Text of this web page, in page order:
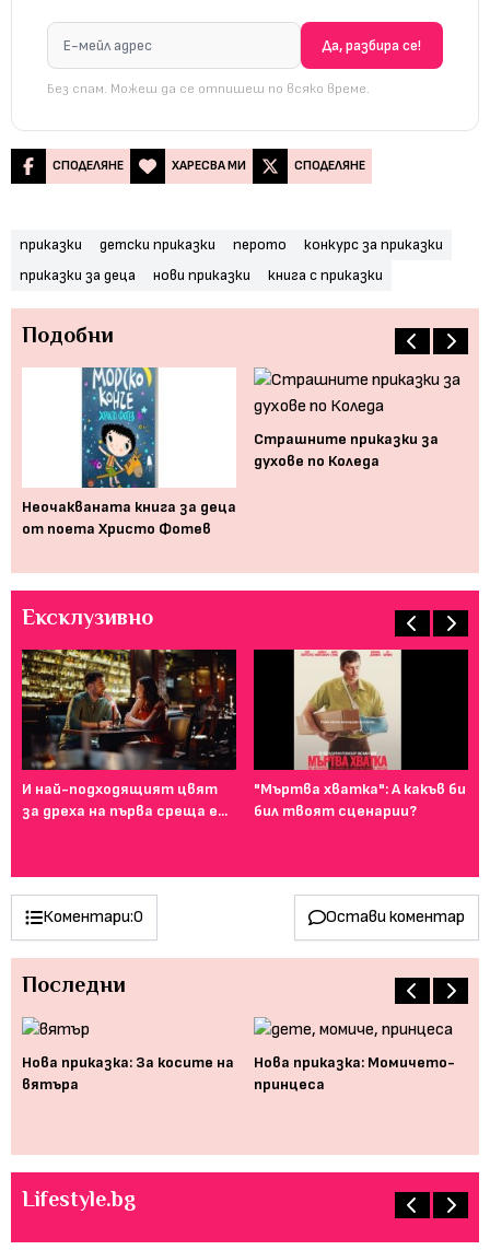
Без спам. Можеш да се отпишеш по всяко време.
СПОДЕЛЯНЕ ХАРЕСВА МИ СПОДЕЛЯНЕ
приказки детски приказки перото
конкурс за приказки
приказки за деца
нови приказки книга с приказки
Подобни
Неочакваната книга за деца
от поета Христо Фотев
Страшните приказки за
духове по Коледа
Ексклузивно
И най-подходящият цвят
за дреха на първа среща е...
"Мъртва хватка": А какъв би
бил твоят сценарии?
Коментари:0 Остави коментар
Последни
Нова приказка: За косите на
вятъра
Нова приказка: Момичето-
принцеса
Lifestyle.bg